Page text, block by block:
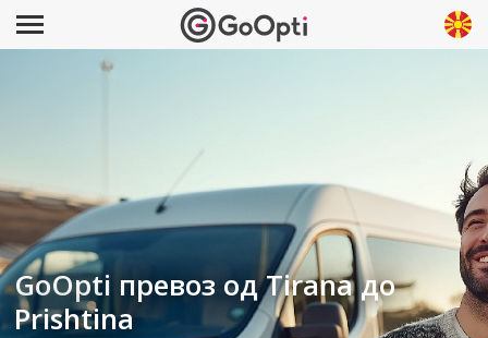
GoOpti превоз од Tirana до
Prishtina